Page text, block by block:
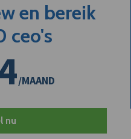
en bereik
ceo's
/MAAND
nu